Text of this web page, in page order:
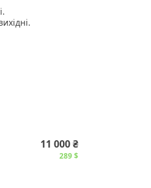
11 000 ₴
289 $